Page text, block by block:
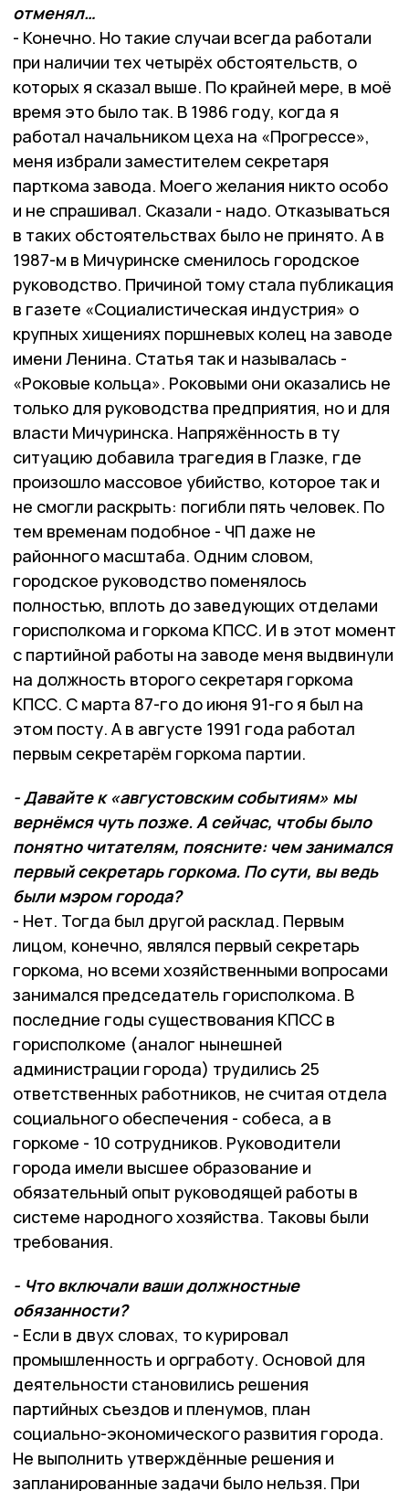
отменял…
- Конечно. Но такие случаи всегда работали
при наличии тех четырёх обстоятельств, о
которых я сказал выше. По крайней мере, в моё
время это было так. В 1986 году, когда я
работал начальником цеха на «Прогрессе»,
меня избрали заместителем секретаря
парткома завода. Моего желания никто особо
и не спрашивал. Сказали - надо. Отказываться
в таких обстоятельствах было не принято. А в
1987-м в Мичуринске сменилось городское
руководство. Причиной тому стала публикация
в газете «Социалистическая индустрия» о
крупных хищениях поршневых колец на заводе
имени Ленина. Статья так и называлась -
«Роковые кольца». Роковыми они оказались не
только для руководства предприятия, но и для
власти Мичуринска. Напряжённость в ту
ситуацию добавила трагедия в Глазке, где
произошло массовое убийство, которое так и
не смогли раскрыть: погибли пять человек. По
тем временам подобное - ЧП даже не
районного масштаба. Одним словом,
городское руководство поменялось
полностью, вплоть до заведующих отделами
горисполкома и горкома КПСС. И в этот момент
с партийной работы на заводе меня выдвинули
на должность второго секретаря горкома
КПСС. С марта 87-го до июня 91-го я был на
этом посту. А в августе 1991 года работал
первым секретарём горкома партии.
- Давайте к «августовским событиям» мы
вернёмся чуть позже. А сейчас, чтобы было
понятно читателям, поясните: чем занимался
первый секретарь горкома. По сути, вы ведь
были мэром города?
- Нет. Тогда был другой расклад. Первым
лицом, конечно, являлся первый секретарь
горкома, но всеми хозяйственными вопросами
занимался председатель горисполкома. В
последние годы существования КПСС в
горисполкоме (аналог нынешней
администрации города) трудились 25
ответственных работников, не считая отдела
социального обеспечения - собеса, а в
горкоме - 10 сотрудников. Руководители
города имели высшее образование и
обязательный опыт руководящей работы в
системе народного хозяйства. Таковы были
требования.
- Что включали ваши должностные
обязанности?
- Если в двух словах, то курировал
промышленность и оргработу. Основой для
деятельности становились решения
партийных съездов и пленумов, план
социально-экономического развития города.
Не выполнить утверждённые решения и
запланированные задачи было нельзя. При